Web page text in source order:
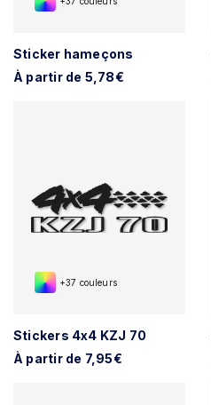
Sticker hameçons
À partir de 5,78€
+37 couleurs
Stickers 4x4 KZJ 70
À partir de 7,95€